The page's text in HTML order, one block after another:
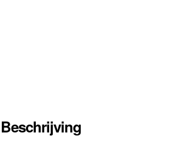
Beschrijving